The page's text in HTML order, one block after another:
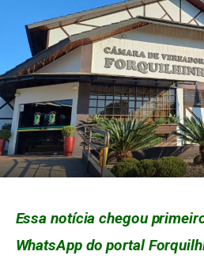
Essa notícia chegou
WhatsApp do portal